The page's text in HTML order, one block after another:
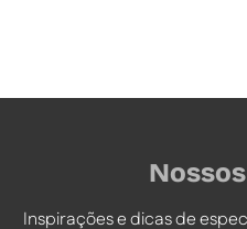
Inspirações e dicas de